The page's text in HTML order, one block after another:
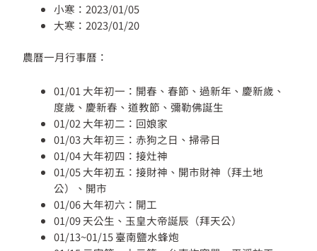
小寒：2023/01/05
大寒：2023/01/20
農曆一月行事曆：
01/01 大年初一：開春、春節、過新年、慶新歲、
度歲、慶新春、道教節、彌勒佛誕生
01/02 大年初二：回娘家
01/03 大年初三：赤狗之日、掃帚日
01/04 大年初四：接灶神
01/05 大年初五：接財神、開市財神（拜土地
公）、開市
01/06 大年初六：開工
01/09 天公生、玉皇大帝誕辰（拜天公）
01/13~01/15 臺南鹽水蜂炮